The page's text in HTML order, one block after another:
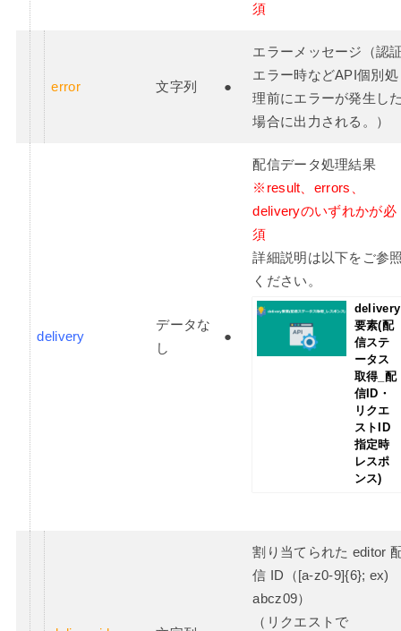
須
error 文字列 ●
エラーメッセージ（認
エラー時などAPI個別処
理前にエラーが発生し
場合に出力される。）
delivery
データな
し
●
配信データ処理結果
※result、errors、
deliveryのいずれかが必
須
詳細説明は以下をご参
ください。
delivery
要素(配
信ステ
ータス
取得_配
信ID・
リクエ
ストID
指定時
レスポ
ンス)
割り当てられた editor
信 ID（[a-z0-9]{6}; ex)
abcz09）
（リクエストで